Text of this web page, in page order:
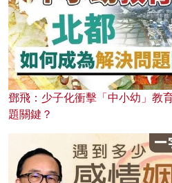
鄧飛：少子化衝擊「中小幼」教
題關鍵？